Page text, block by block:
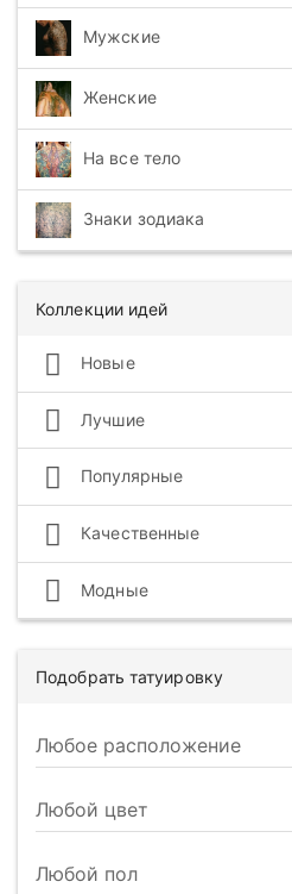
Мужские
Женские
На все тело
Знаки зодиака
Коллекции идей
Новые
Лучшие
Популярные
Качественные
Модные
Подобрать татуировку